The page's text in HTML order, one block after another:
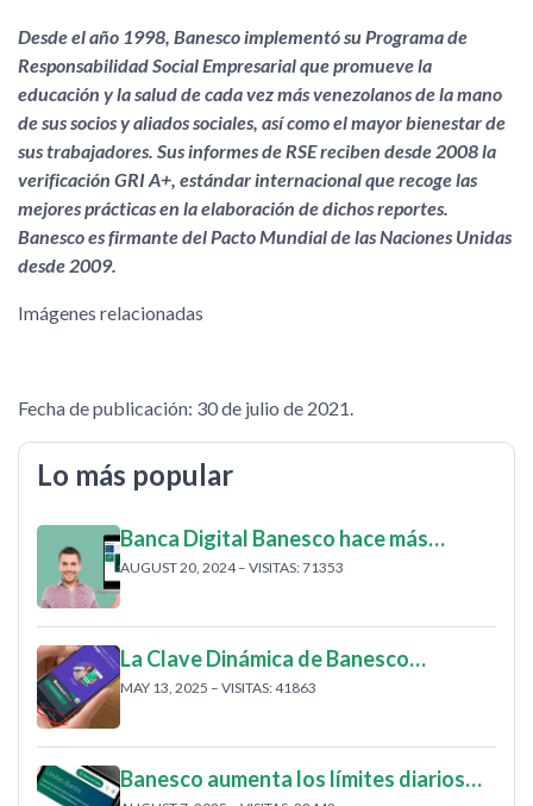
Desde el año 1998, Banesco implementó su Programa de
Responsabilidad Social Empresarial que promueve la
educación y la salud de cada vez más venezolanos de la mano
de sus socios y aliados sociales, así como el mayor bienestar de
sus trabajadores. Sus informes de RSE reciben desde 2008 la
verificación GRI A+, estándar internacional que recoge las
mejores prácticas en la elaboración de dichos reportes.
Banesco es firmante del Pacto Mundial de las Naciones Unidas
desde 2009.
Imágenes relacionadas
Fecha de publicación: 30 de julio de 2021.
Lo más popular
Banca Digital Banesco hace más…
AUGUST 20, 2024 – VISITAS: 71353
La Clave Dinámica de Banesco…
MAY 13, 2025 – VISITAS: 41863
Banesco aumenta los límites diarios…